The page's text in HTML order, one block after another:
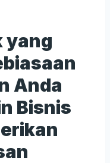
yang
Anda
Bisnis